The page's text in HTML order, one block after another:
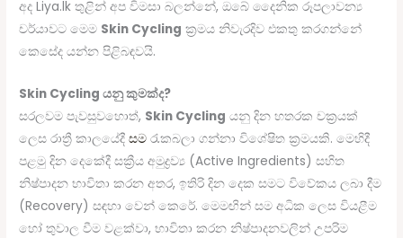
අද Liya.lk තුළින් අප විමසා බලන්නේ, ඔබේ දෛනික රූපලාවන්‍ය
චර්යාවට මෙම Skin Cycling ක්‍රමය නිවැරදිව එකතු කරගන්නේ
කෙසේද යන්න පිළිබඳවයි.
Skin Cycling යනු කුමක්ද?
සරලවම පැවසුවහොත්, Skin Cycling යනු දින හතරක චක්‍රයක්
ලෙස රාත්‍රී කාලයේදීසම රැකබලා ගන්නා විශේෂිත ක්‍රමයකි. මෙහිදී
පළමු දින දෙකේදී සක්‍රීය අමුද්‍රව්‍ය (Active Ingredients) සහිත
නිෂ්පාදන භාවිතා කරන අතර, ඉතිරි දින දෙක සමට විවේකය ලබා දීම
(Recovery) සඳහා වෙන් කෙරේ. මෙමඟින් සම අධික ලෙස වියළීම
හෝ තුවාල වීම වළක්වා, භාවිතා කරන නිෂ්පාදනවලින් උපරිම